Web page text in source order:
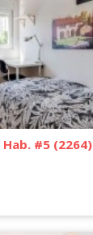
Hab. #5 (2264)